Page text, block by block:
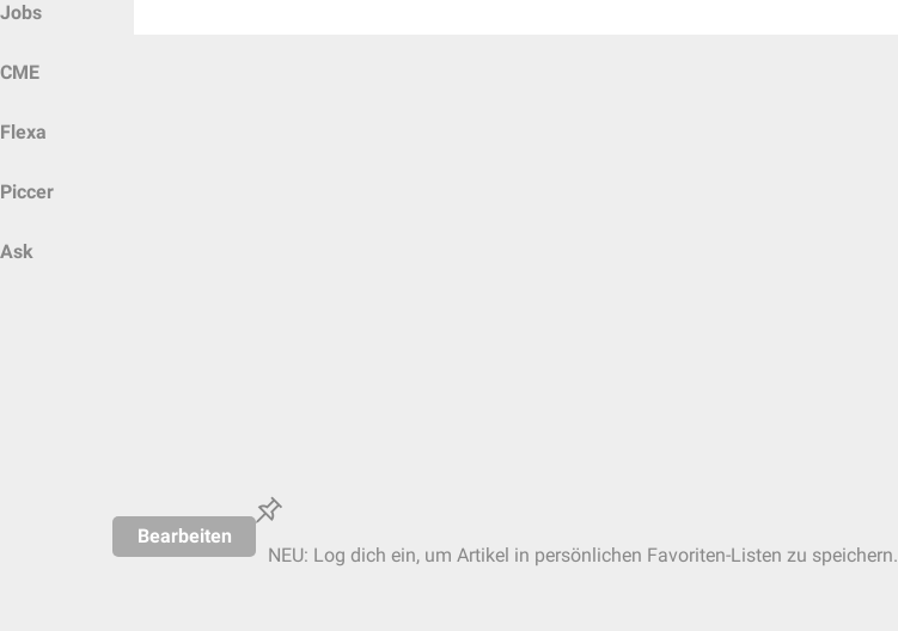
Jobs
CME
Flexa
Piccer
Ask
Bearbeiten
NEU: Log dich ein, um Artikel in persönlichen Favoriten-Listen zu speichern.